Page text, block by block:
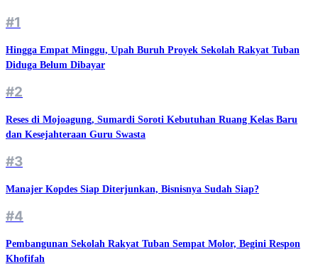
#1
Hingga Empat Minggu, Upah Buruh Proyek Sekolah Rakyat Tuban
Diduga Belum Dibayar
#2
Reses di Mojoagung, Sumardi Soroti Kebutuhan Ruang Kelas Baru
dan Kesejahteraan Guru Swasta
#3
Manajer Kopdes Siap Diterjunkan, Bisnisnya Sudah Siap?
#4
Pembangunan Sekolah Rakyat Tuban Sempat Molor, Begini Respon
Khofifah